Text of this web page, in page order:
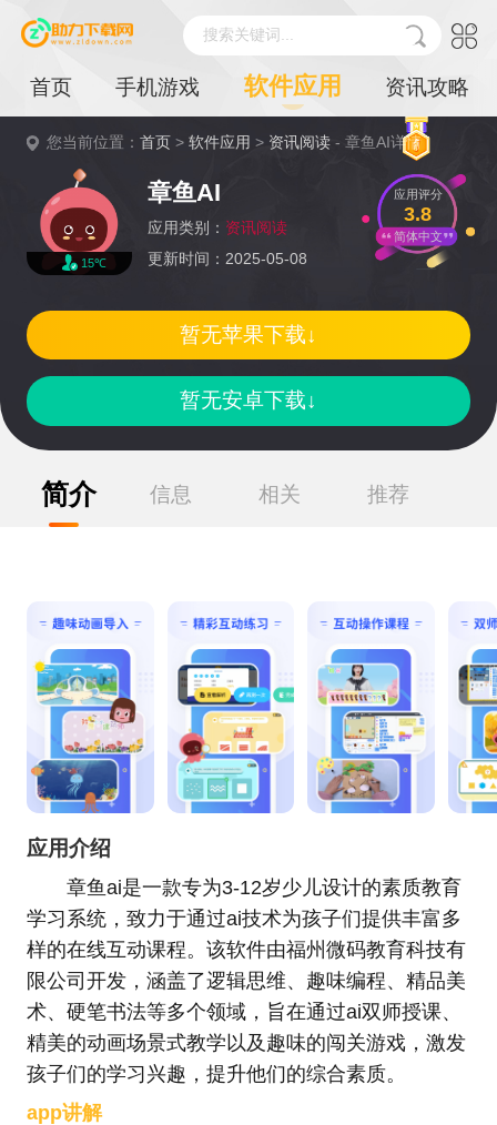
搜索关键词...
首页 手机游戏 软件应用 资讯攻略
您当前位置：首页 >软件应用 > 资讯阅读 - 章鱼AI详情
15℃
章鱼AI
应用类别： 资讯阅读
更新时间：2025-05-08
应用评分
3.8
简体中文
暂无安卓下载↓
暂无苹果下载↓
简介 信息 相关 推荐
应用介绍
章鱼ai是一款专为3-12岁少儿设计的素质教育
学习系统，致力于通过ai技术为孩子们提供丰富多
样的在线互动课程。该软件由福州微码教育科技有
限公司开发，涵盖了逻辑思维、趣味编程、精品美
术、硬笔书法等多个领域，旨在通过ai双师授课、
精美的动画场景式教学以及趣味的闯关游戏，激发
孩子们的学习兴趣，提升他们的综合素质。
app讲解